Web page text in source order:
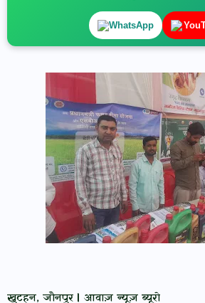
WhatsApp
खुटहन, जौनपुर | आवाज़ न्यूज़ ब्यूरो